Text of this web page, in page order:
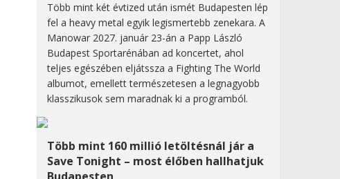
Több mint két évtized után ismét Budapesten lép
fel a heavy metal egyik legismertebb zenekara. A
Manowar 2027. január 23-án a Papp László
Budapest Sportarénában ad koncertet, ahol
teljes egészében eljátssza a Fighting The World
albumot, emellett természetesen a legnagyobb
klasszikusok sem maradnak ki a programból.
Több mint 160 millió letöltésnál jár a
Save Tonight – most élőben hallhatjuk